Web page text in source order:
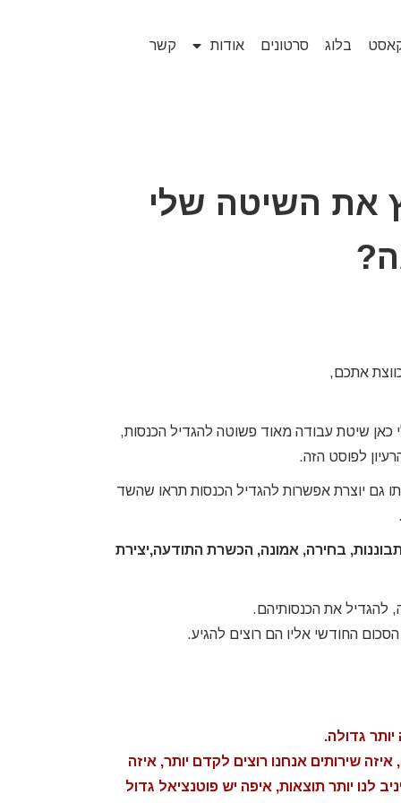
בלוג סרטונים אודות קשר
את השיטה שלי
אתכם,
כאן שיטת עבודה מאוד פשוטה להגדיל הכנסות,
לפוסט הזה.
גם יוצרת אפשרות להגדיל הכנסות תראו שהשד
בחירה, אמונה, הכשרת התודעה,יצירת
להגדיל את הכנסותיהם.
החודשי אליו הם רוצים להגיע.
גדולה.
שירותים אנחנו רוצים לקדם יותר, איזה
לנו יותר תוצאות, איפה יש פוטנציאל גדול
אצל שרית במשך
חודשים והעבודה
שלה תמכה
שרית אמיתי אימנה ועדיין
מאמנת אותי. במשך שלושה
חודשים נפגשנו כל שבוע כאשר